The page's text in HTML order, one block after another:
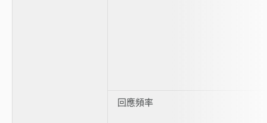
回應頻率